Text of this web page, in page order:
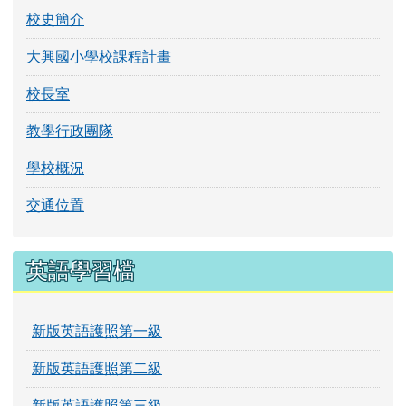
校史簡介
大興國小學校課程計畫
校長室
教學行政團隊
學校概況
交通位置
英語學習檔
新版英語護照第一級
新版英語護照第二級